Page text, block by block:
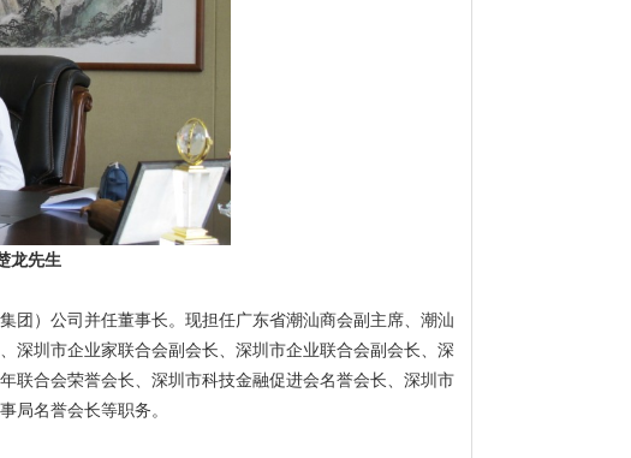
龙先生
团）公司并任董事长。现担任广东省潮汕商会副主席、潮汕
深圳市企业家联合会副会长、深圳市企业联合会副会长、深
联合会荣誉会长、深圳市科技金融促进会名誉会长、深圳市
局名誉会长等职务。